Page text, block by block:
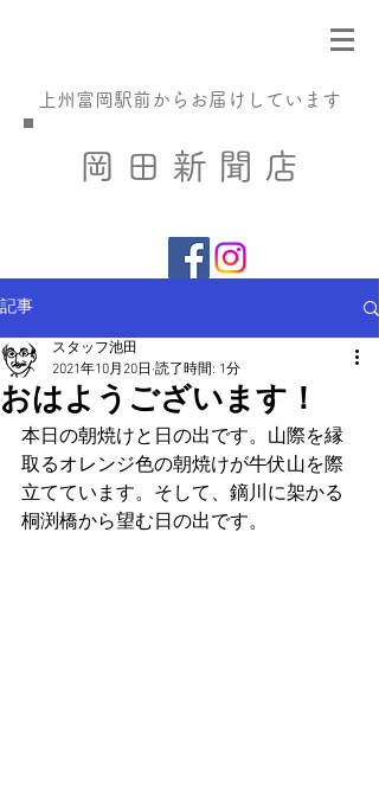
​上州富岡駅前からお届けしています
​岡 田 新 聞 店
記事
おはようございます！
スタッフ池田
2021年10月20日 読了時間: 1分
本日の朝焼けと日の出です。山際を縁
取るオレンジ色の朝焼けが牛伏山を際
立てています。そして、鏑川に架かる
桐渕橋から望む日の出です。